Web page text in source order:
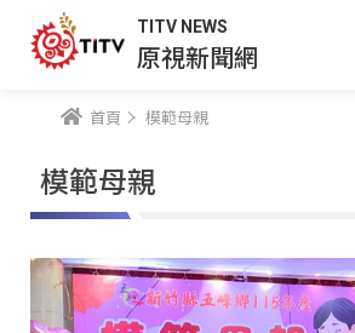
TITV NEWS
原視新聞網
首頁 模範母親
模範母親